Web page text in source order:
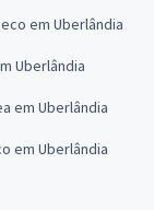
em Uberlândia
Uberlândia
em Uberlândia
em Uberlândia